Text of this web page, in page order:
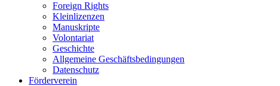
Foreign Rights
Kleinlizenzen
Manuskripte
Volontariat
Geschichte
Allgemeine Geschäftsbedingungen
Datenschutz
Förderverein